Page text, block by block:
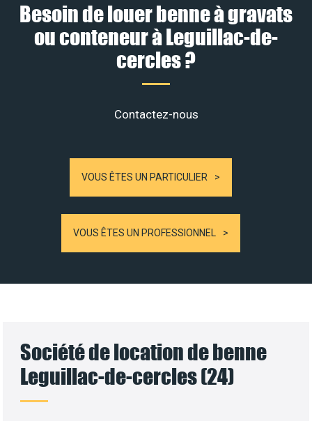
Besoin de louer benne à gravats
ou conteneur à Leguillac-de-
cercles ?
Contactez-nous
VOUS ÊTES UN PARTICULIER
VOUS ÊTES UN PROFESSIONNEL
Société de location de benne
Leguillac-de-cercles (24)